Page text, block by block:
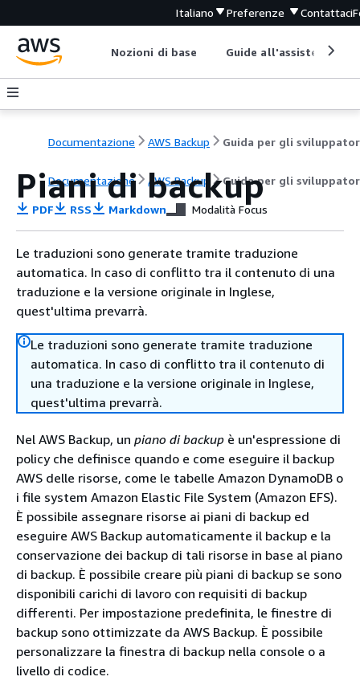
Italiano Preferenze Contattaci
Nozioni di base Guide all'assistenza
Documentazione AWS Backup Guida per gli
Documentazione AWS Backup Guida per gli
Piani di backup
PDF RSS Markdown Modalità Focus
Le traduzioni sono generate tramite traduzione
automatica. In caso di conflitto tra il contenuto di una
traduzione e la versione originale in Inglese,
quest'ultima prevarrà.
Le traduzioni sono generate tramite traduzione
automatica. In caso di conflitto tra il contenuto di
una traduzione e la versione originale in Inglese,
quest'ultima prevarrà.
Nel AWS Backup, un piano di backup è un'espressione di
policy che definisce quando e come eseguire il backup
AWS delle risorse, come le tabelle Amazon DynamoDB o
i file system Amazon Elastic File System (Amazon EFS).
È possibile assegnare risorse ai piani di backup ed
eseguire AWS Backup automaticamente il backup e la
conservazione dei backup di tali risorse in base al piano
di backup. È possibile creare più piani di backup se sono
disponibili carichi di lavoro con requisiti di backup
differenti. Per impostazione predefinita, le finestre di
backup sono ottimizzate da AWS Backup. È possibile
personalizzare la finestra di backup nella console o a
livello di codice.